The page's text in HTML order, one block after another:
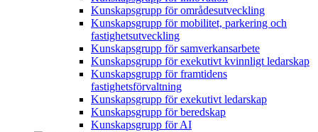
Kunskapsgrupp för områdesutveckling
Kunskapsgrupp för mobilitet, parkering och
fastighetsutveckling
Kunskapsgrupp för samverkansarbete
Kunskapsgrupp för exekutivt kvinnligt ledarskap
Kunskapsgrupp för framtidens
fastighetsförvaltning
Kunskapsgrupp för exekutivt ledarskap
Kunskapsgrupp för beredskap
Kunskapsgrupp för AI